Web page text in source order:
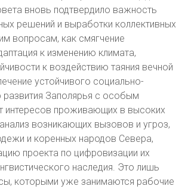
вновь подтвердило важность
решений и выработки коллективных
вопросам, как смягчение
к изменению климата,
к воздействию таяния вечной
устойчивого социально-
развития Заполярья с особым
интересов проживающих в высоких
возникающих вызовов и угроз,
и коренных народов Севера,
проекта по цифровизации их
наследия. Это лишь
которыми уже занимаются рабочие